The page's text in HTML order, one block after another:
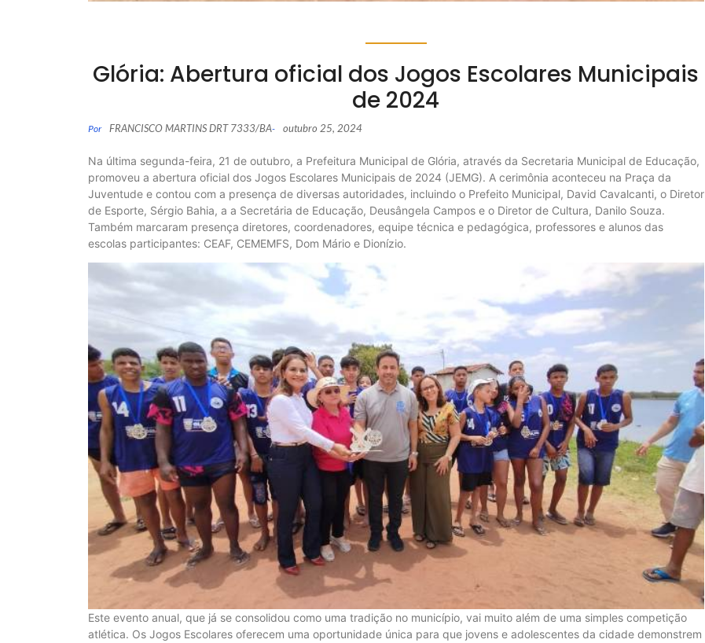
Glória: Abertura oficial dos Jogos Escolares Municipais
de 2024
Por FRANCISCO MARTINS DRT 7333/BA- outubro 25, 2024
Na última segunda-feira, 21 de outubro, a Prefeitura Municipal de Glória, através da Secretaria Municipal de Educação,
promoveu a abertura oficial dos Jogos Escolares Municipais de 2024 (JEMG). A cerimônia aconteceu na Praça da
Juventude e contou com a presença de diversas autoridades, incluindo o Prefeito Municipal, David Cavalcanti, o Diretor
de Esporte, Sérgio Bahia, a a Secretária de Educação, Deusângela Campos e o Diretor de Cultura, Danilo Souza.
Também marcaram presença diretores, coordenadores, equipe técnica e pedagógica, professores e alunos das
escolas participantes: CEAF, CEMEMFS, Dom Mário e Dionízio.
Este evento anual, que já se consolidou como uma tradição no município, vai muito além de uma simples competição
atlética. Os Jogos Escolares oferecem uma oportunidade única para que jovens e adolescentes da cidade demonstrem